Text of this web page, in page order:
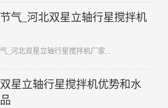
气_河北双星立轴行星搅拌机
_河北双星立轴行星搅拌机厂家...
星立轴行星搅拌机优势和水